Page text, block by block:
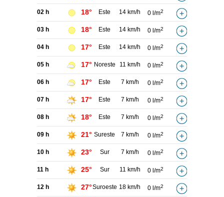
02 h 18° Este 14 km/h 0 l/m2
03 h 18° Este 14 km/h 0 l/m2
04 h 17° Este 14 km/h 0 l/m2
05 h 17° Noreste 11 km/h 0 l/m2
06 h 17° Este 7 km/h 0 l/m2
07 h 17° Este 7 km/h 0 l/m2
08 h 18° Este 7 km/h 0 l/m2
09 h 21° Sureste 7 km/h 0 l/m2
10 h 23° Sur 7 km/h 0 l/m2
11 h 25° Sur 11 km/h 0 l/m2
12 h 27°Suroeste 18 km/h 0 l/m2